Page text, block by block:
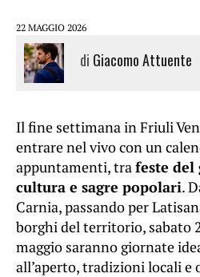
22 MAGGIO 2026
di Giacomo Attuente
Il fine settimana in Friuli
entrare nel vivo con un
appuntamenti, tra feste del
cultura e sagre popolari.
Carnia, passando per
borghi del territorio, sabato
maggio saranno giornate
all’aperto, tradizioni locali e